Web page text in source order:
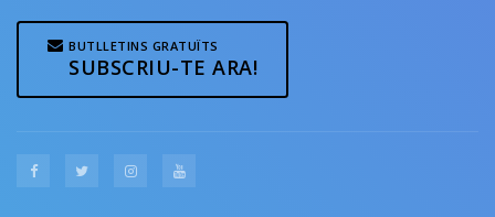
BUTLLETINS GRATUÏTS
SUBSCRIU-TE ARA!